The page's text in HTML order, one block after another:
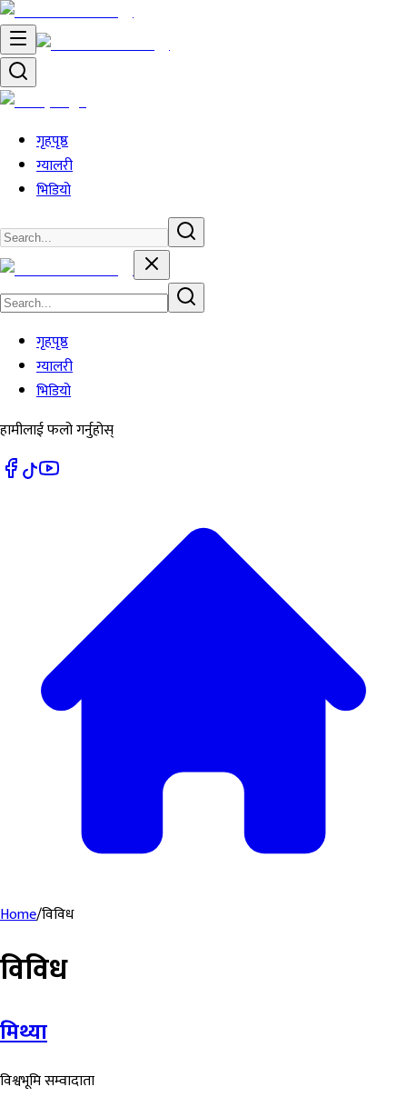
गृहपृष्ठ
ग्यालरी
भिडियो
गृहपृष्ठ
ग्यालरी
भिडियो
हामीलाई फलो गर्नुहोस्
Home/विविध
विविध
मिथ्या
विश्वभूमि सम्वादाता